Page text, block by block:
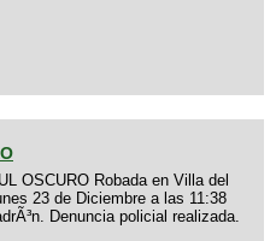
OSCURO Robada en Villa del
23 de Diciembre a las 11:38
Denuncia policial realizada.